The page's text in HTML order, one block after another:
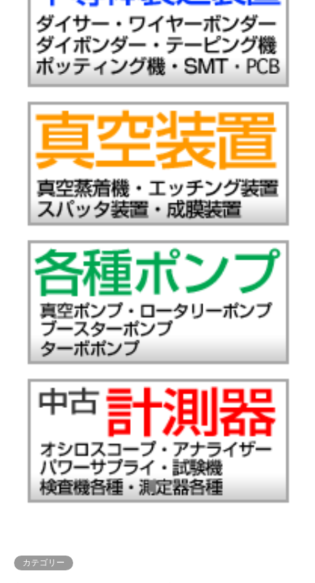
カテゴリー